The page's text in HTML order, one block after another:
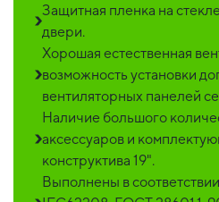
Защитная пленка на
двери.
Хорошая естественная
возможность установки
вентиляторных панелей
Наличие большого
аксессуаров и
конструктива 19".
Выполнены в